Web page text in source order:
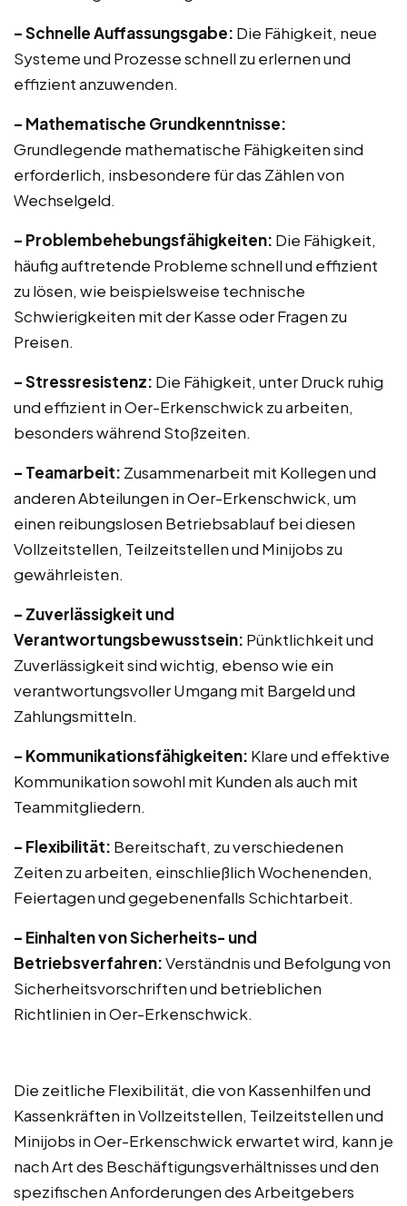
– Schnelle Auffassungsgabe: Die Fähigkeit, neue
Systeme und Prozesse schnell zu erlernen und
effizient anzuwenden.
– Mathematische Grundkenntnisse:
Grundlegende mathematische Fähigkeiten sind
erforderlich, insbesondere für das Zählen von
Wechselgeld.
– Problembehebungsfähigkeiten: Die Fähigkeit,
häufig auftretende Probleme schnell und effizient
zu lösen, wie beispielsweise technische
Schwierigkeiten mit der Kasse oder Fragen zu
Preisen.
– Stressresistenz: Die Fähigkeit, unter Druck ruhig
und effizient in Oer-Erkenschwick zu arbeiten,
besonders während Stoßzeiten.
– Teamarbeit: Zusammenarbeit mit Kollegen und
anderen Abteilungen in Oer-Erkenschwick, um
einen reibungslosen Betriebsablauf bei diesen
Vollzeitstellen, Teilzeitstellen und Minijobs zu
gewährleisten.
– Zuverlässigkeit und
Verantwortungsbewusstsein: Pünktlichkeit und
Zuverlässigkeit sind wichtig, ebenso wie ein
verantwortungsvoller Umgang mit Bargeld und
Zahlungsmitteln.
– Kommunikationsfähigkeiten: Klare und effektive
Kommunikation sowohl mit Kunden als auch mit
Teammitgliedern.
– Flexibilität: Bereitschaft, zu verschiedenen
Zeiten zu arbeiten, einschließlich Wochenenden,
Feiertagen und gegebenenfalls Schichtarbeit.
– Einhalten von Sicherheits- und
Betriebsverfahren:Verständnis und Befolgung von
Sicherheitsvorschriften und betrieblichen
Richtlinien in Oer-Erkenschwick.
Die zeitliche Flexibilität, die von Kassenhilfen und
Kassenkräften in Vollzeitstellen, Teilzeitstellen und
Minijobs in Oer-Erkenschwick erwartet wird, kann je
nach Art des Beschäftigungsverhältnisses und den
spezifischen Anforderungen des Arbeitgebers